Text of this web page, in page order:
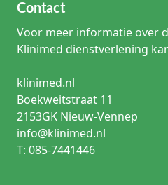
Contact
Voor meer informatie over
Klinimed dienstverlening
klinimed.nl
Boekweitstraat 11
2153GK Nieuw-Vennep
info@klinimed.nl
T: 085-7441446